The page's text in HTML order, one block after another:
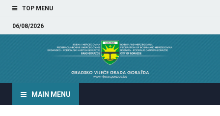
TOP MENU
06/08/2026
GRADSKO VIJEĆE GRADA
MAIN MENU